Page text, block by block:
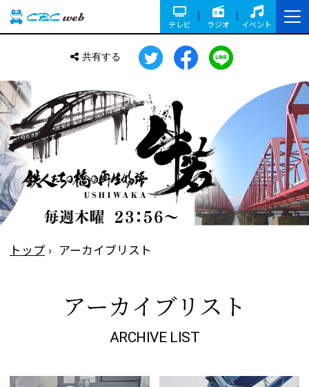
テレビ ラジオ イベント
共有する
トップ アーカイブリスト
アーカイブリスト
ARCHIVE LIST